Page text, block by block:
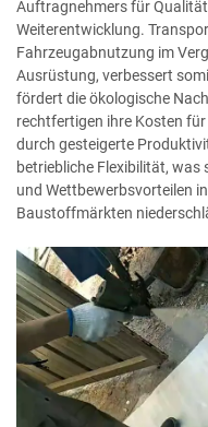
Auftragnehmers für
Weiterentwicklung.
Fahrzeugabnutzung im
Ausrüstung, verbessert
fördert die ökologische
rechtfertigen ihre Kosten
durch gesteigerte
betriebliche Flexibilität, was
und Wettbewerbsvorteilen
Baustoffmärkten